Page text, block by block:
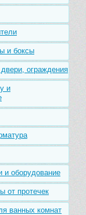
и боксы
ограждения
и
и оборудование
от протечек
ванных комнат